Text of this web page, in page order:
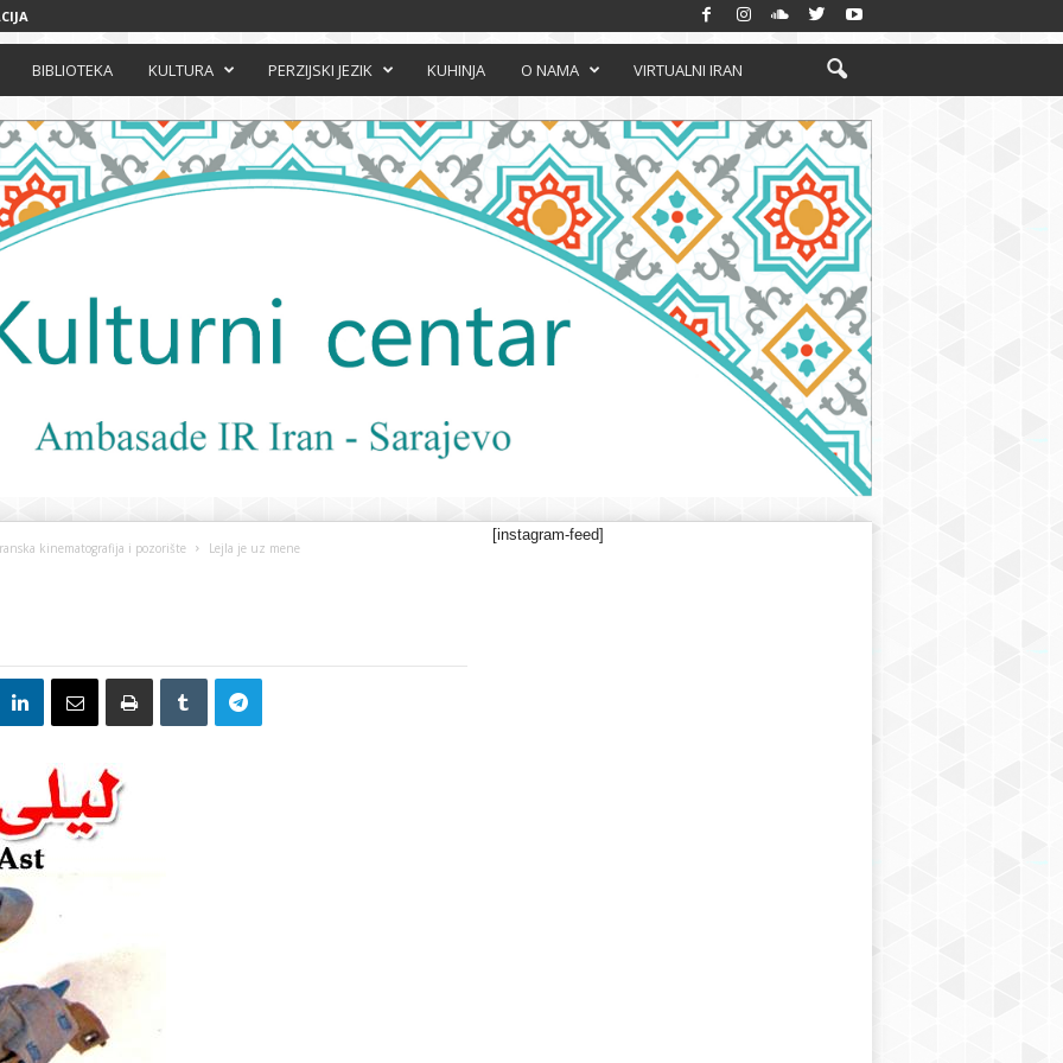
BIBLIOTEKA KULTURA PERZIJSKI JEZIK KUHINJA O NAMA VIRTUALNI IRAN
kinematografija i pozorište Lejla je uz mene
[instagram-feed]